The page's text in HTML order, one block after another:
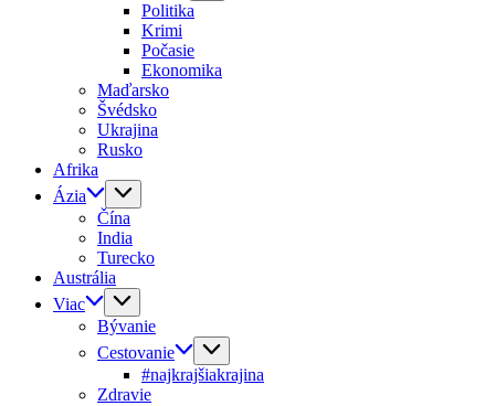
Politika
Krimi
Počasie
Ekonomika
Maďarsko
Švédsko
Ukrajina
Rusko
Afrika
Ázia
Čína
India
Turecko
Austrália
Viac
Bývanie
Cestovanie
#najkrajšiakrajina
Zdravie